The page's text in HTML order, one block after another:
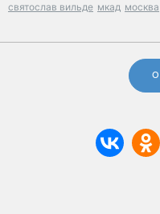
святослав вильде мкад москва